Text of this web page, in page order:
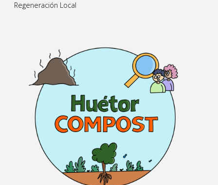
Regeneración Local